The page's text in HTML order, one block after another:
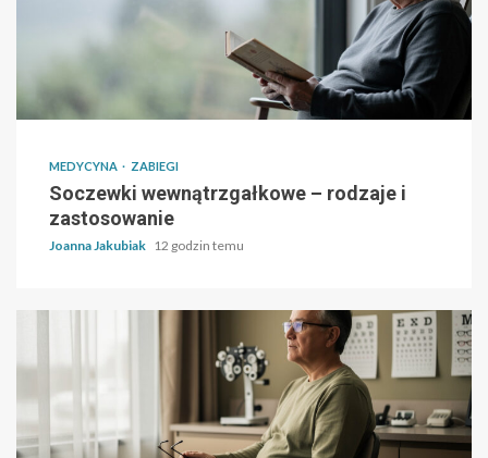
MEDYCYNA ZABIEGI
Soczewki wewnątrzgałkowe – rodzaje i
zastosowanie
Joanna Jakubiak 12 godzin temu